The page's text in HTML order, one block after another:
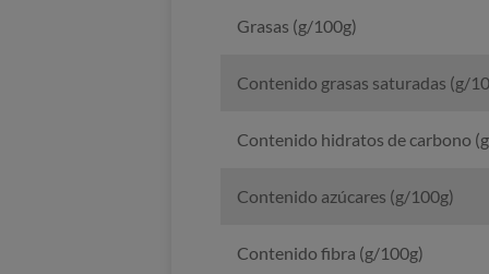
Grasas (g/100g)
Contenido grasas saturadas (g/
Contenido hidratos de carbono
Contenido azúcares (g/100g)
Contenido fibra (g/100g)